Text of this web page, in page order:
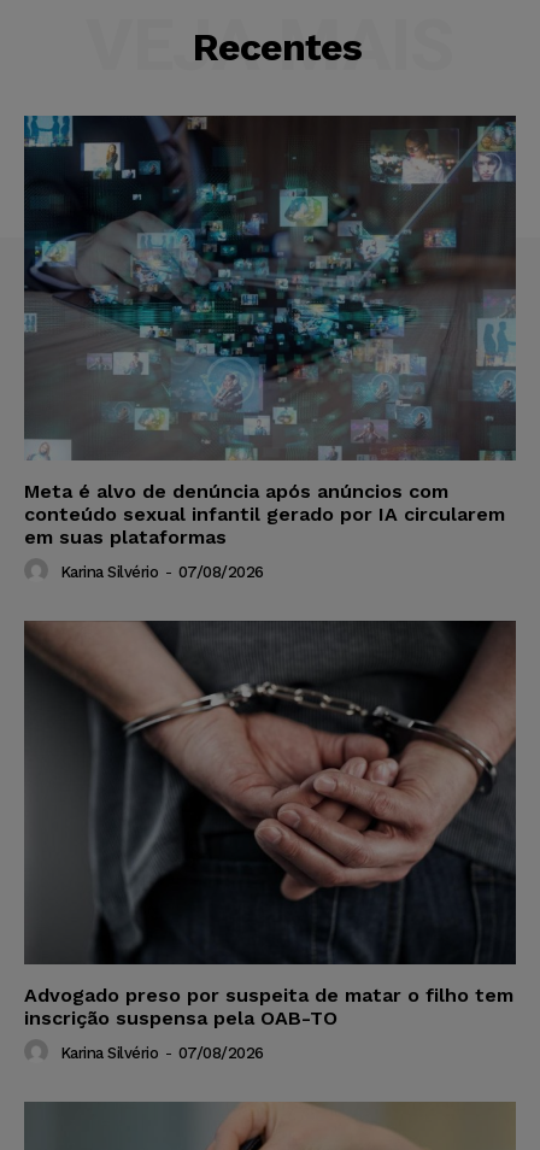
Recentes
VEJA MAIS
Meta é alvo de denúncia após anúncios com
conteúdo sexual infantil gerado por IA circularem
em suas plataformas
Karina Silvério - 07/08/2026
Advogado preso por suspeita de matar o filho tem
inscrição suspensa pela OAB-TO
Karina Silvério - 07/08/2026